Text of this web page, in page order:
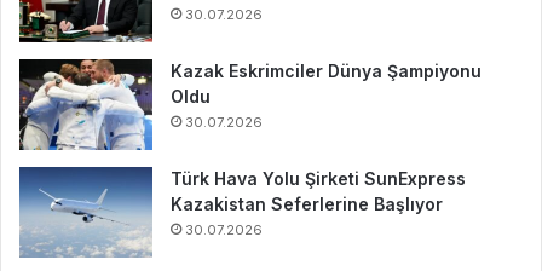
30.07.2026
Kazak Eskrimciler Dünya Şampiyonu
Oldu
30.07.2026
Türk Hava Yolu Şirketi SunExpress
Kazakistan Seferlerine Başlıyor
30.07.2026